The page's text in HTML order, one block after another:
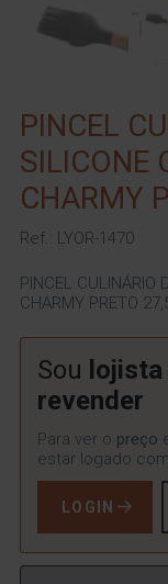
PINCEL
SILICONE
CHARMY
Ref.: LYOR-1470
PINCEL CULINÁRIO
CHARMY PRETO
Sou lojista
revender
Para ver o preço
estar logado
LOGIN